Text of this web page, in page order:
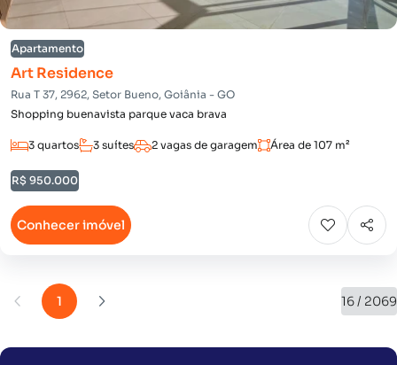
Apartamento
Art Residence
Rua T 37, 2962, Setor Bueno, Goiânia - GO
Shopping buenavista parque vaca brava
3 quartos 3 suítes 2 vagas de garagem Área de 107 m²
R$ 950.000
Conhecer imóvel
1 16 / 2069